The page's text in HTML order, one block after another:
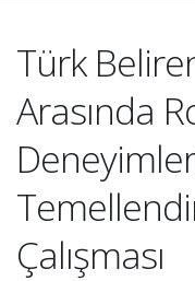
Türk
Arasında
Çalışması